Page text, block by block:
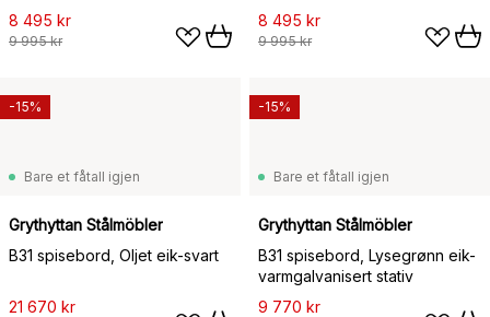
stativ Ø100 cm
8 495 kr
9 995 kr
8 495 kr
9 995 kr
Bare et fåtall igjen
Grythyttan Stålmöbler
B31 spisebord, Oljet eik-svart
21 670 kr
-15%
Bare et fåtall igjen
Grythyttan Stålmöbler
B31 spisebord, Lysegrønn eik-
varmgalvanisert stativ
9 770 kr
-15%